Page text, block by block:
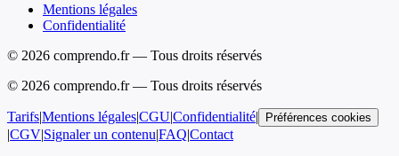
Mentions légales
Confidentialité
© 2026 comprendo.fr — Tous droits réservés
© 2026 comprendo.fr — Tous droits réservés
Tarifs|Mentions légales|CGU|Confidentialité| Préférences cookies
|CGV|Signaler un contenu|FAQ|Contact